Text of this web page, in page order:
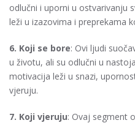
odlučni i uporni u ostvarivanju
leži u izazovima i preprekama
6. Koji se bore: Ovi ljudi
u životu, ali su odlučni u
motivacija leži u snazi,
vjeruju.
7. Koji vjeruju: Ovaj segment